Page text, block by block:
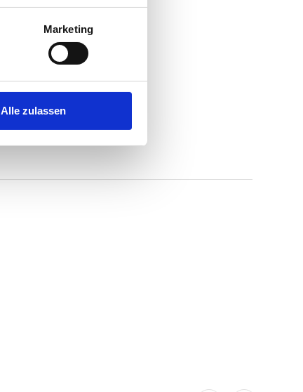
Marketing
Alle zulassen